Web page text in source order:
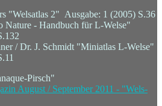
"Welsatlas 2" Ausgabe: 1 (2005) S.36
Nature - Handbuch für L-Welse"
/ Dr. J. Schmidt "Miniatlas L-Welse"
Pirsch"
August / September 2011 - "Wels-